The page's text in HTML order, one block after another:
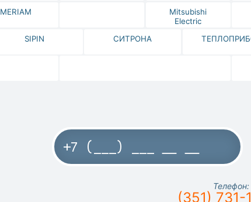
MERIAM
Mitsubishi
Electric
SIPIN СИТРОНА
Телефон:
(351) 731-